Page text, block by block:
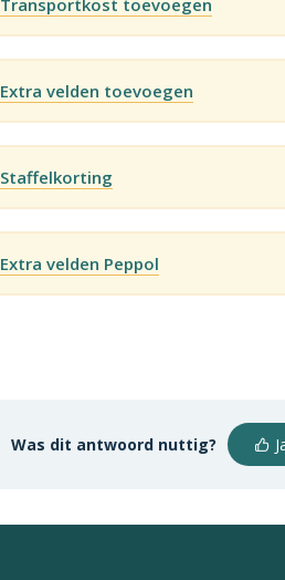
Extra velden toevoegen
Staffelkorting
Extra velden Peppol
Was dit antwoord nuttig?